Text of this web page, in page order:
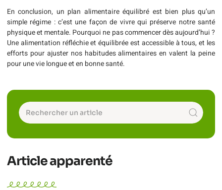
En conclusion, un plan alimentaire équilibré est bien plus qu’un
simple régime : c’est une façon de vivre qui préserve notre santé
physique et mentale. Pourquoi ne pas commencer dès aujourd’hui ?
Une alimentation réfléchie et équilibrée est accessible à tous, et les
efforts pour ajuster nos habitudes alimentaires en valent la peine
pour une vie longue et en bonne santé.
Article apparenté